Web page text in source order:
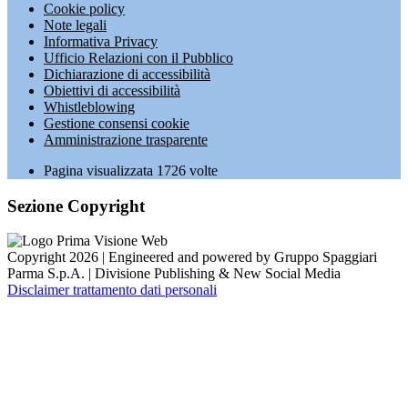
Cookie policy
Note legali
Informativa Privacy
Ufficio Relazioni con il Pubblico
Dichiarazione di accessibilità
Obiettivi di accessibilità
Whistleblowing
Gestione consensi cookie
Amministrazione trasparente
Pagina visualizzata 1726 volte
Sezione Copyright
Copyright 2026 | Engineered and powered by Gruppo Spaggiari
Parma S.p.A. | Divisione Publishing & New Social Media
Disclaimer trattamento dati personali